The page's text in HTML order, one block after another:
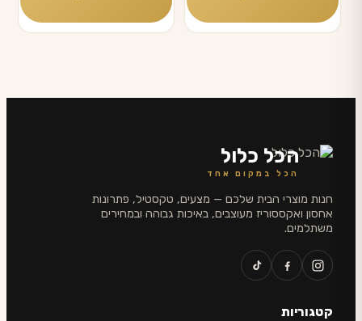
הכל כלול
הכל במקום אחד
חנות מוצרי הבית שלכם — מצעים, טקסטיל, פתרונות
אחסון ואקססוריז מעוצבים, באיכות גבוהה ובמחירים
משתלמים.
קטגוריות